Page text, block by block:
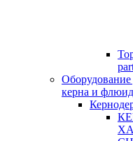
Оборудование
керна и